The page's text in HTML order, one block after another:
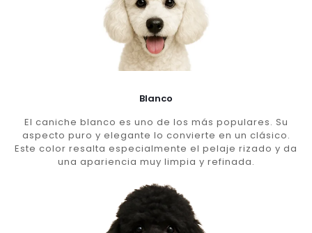
Blanco
El caniche blanco es uno de los más populares. Su
aspecto puro y elegante lo convierte en un clásico.
Este color resalta especialmente el pelaje rizado y da
una apariencia muy limpia y refinada.